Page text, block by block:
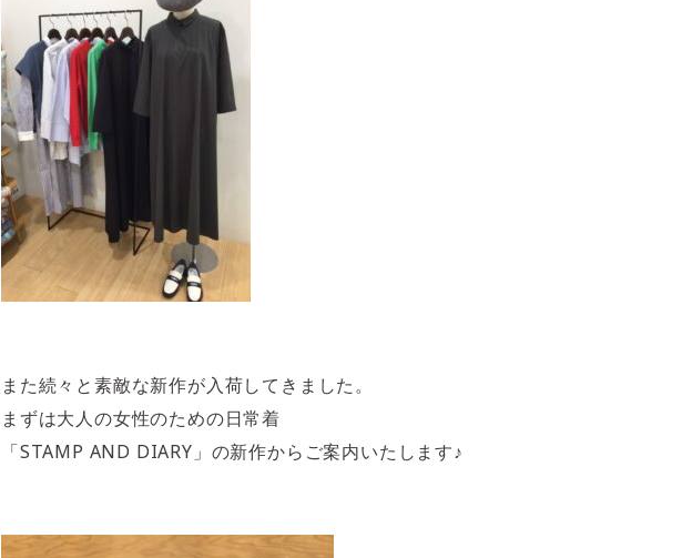
また続々と素敵な新作が入荷してきました。
まずは大人の女性のための日常着
「STAMP AND DIARY」の新作からご案内いたします♪